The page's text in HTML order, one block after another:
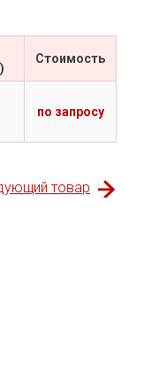
Cтоимость
по запросу
товар